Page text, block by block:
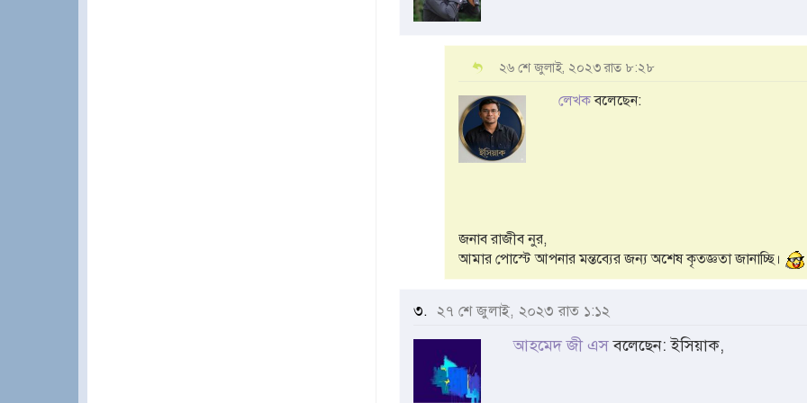
২৬ শে জুলাই, ২০২৩ রাত ৮:২৮
লেখকবলেছেন:
জনাব রাজীব নুর,
আমার পোস্টে আপনার মন্তব্যের জন্য অশেষ কৃতজ্ঞতা জানাচ্ছি।
৩. ২৭ শে জুলাই, ২০২৩ রাত ১:১২
আহমেদ জী এসবলেছেন: ইসিয়াক,